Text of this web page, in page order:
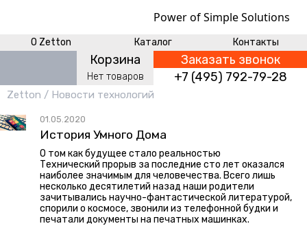
Power of Simple Solutions
O Zetton Каталог Контакты
Корзина
Нет товаров
Заказать звонок
+7 (495) 792-79-28
Zetton / Новости технологий
01.05.2020
История Умного Дома
О том как будущее стало реальностью
Технический прорыв за последние сто лет оказался
наиболее значимым для человечества. Всего лишь
несколько десятилетий назад наши родители
зачитывались научно-фантастической литературой,
спорили о космосе, звонили из телефонной будки и
печатали документы на печатных машинках.